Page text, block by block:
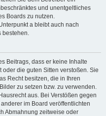
und unentgeltliches
Boards zu nutzen.
a bleibt auch nach
bestehen.
Beitrags, dass er keine Inhalte
die guten Sitten verstoßen. Sie
Recht besitzen, die in Ihren
zu setzen bzw. zu verwenden.
aus. Bei Verstößen gegen
im Board veröffentlichten
Abmahnung zeitweise oder